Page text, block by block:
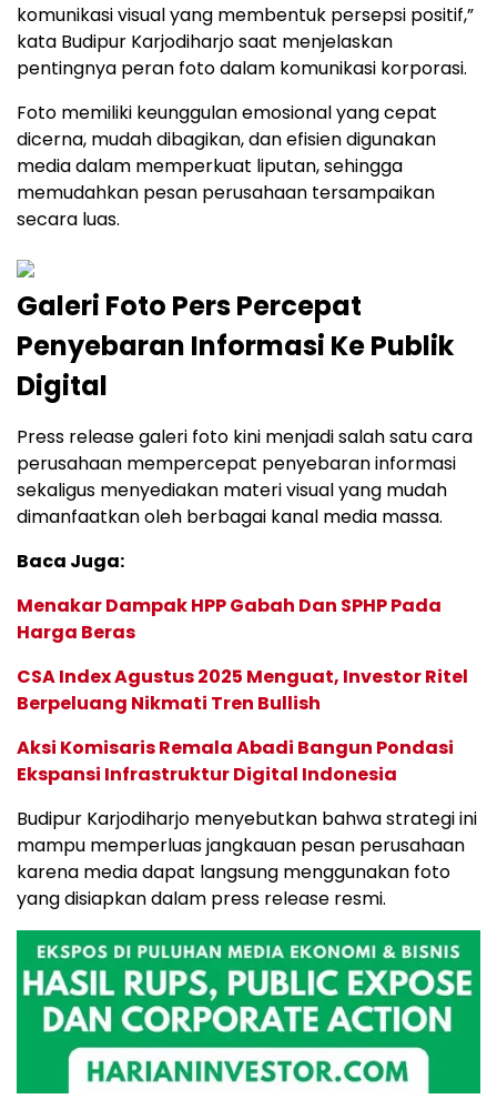
komunikasi visual yang membentuk persepsi positif,”
kata Budipur Karjodiharjo saat menjelaskan
pentingnya peran foto dalam komunikasi korporasi.
Foto memiliki keunggulan emosional yang cepat
dicerna, mudah dibagikan, dan efisien digunakan
media dalam memperkuat liputan, sehingga
memudahkan pesan perusahaan tersampaikan
secara luas.
Galeri Foto Pers Percepat
Penyebaran Informasi Ke Publik
Digital
Press release galeri foto kini menjadi salah satu cara
perusahaan mempercepat penyebaran informasi
sekaligus menyediakan materi visual yang mudah
dimanfaatkan oleh berbagai kanal media massa.
Baca Juga:
Menakar Dampak HPP Gabah Dan SPHP Pada
Harga Beras
CSA Index Agustus 2025 Menguat, Investor Ritel
Berpeluang Nikmati Tren Bullish
Aksi Komisaris Remala Abadi Bangun Pondasi
Ekspansi Infrastruktur Digital Indonesia
Budipur Karjodiharjo menyebutkan bahwa strategi ini
mampu memperluas jangkauan pesan perusahaan
karena media dapat langsung menggunakan foto
yang disiapkan dalam press release resmi.